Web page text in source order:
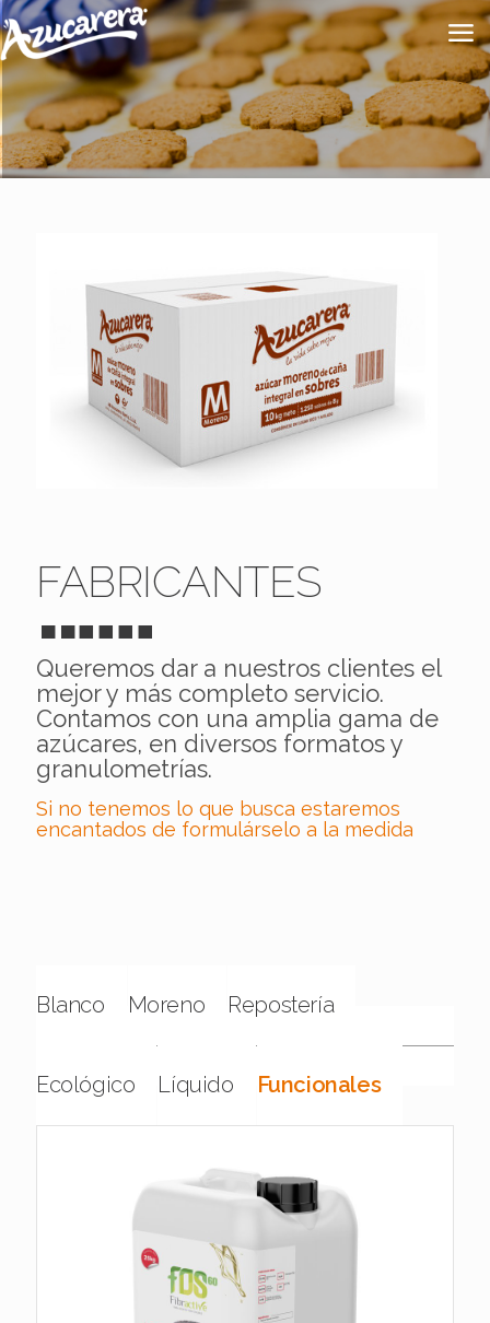
FABRICANTES
Queremos dar a nuestros clientes el
mejor y más completo servicio.
Contamos con una amplia gama de
azúcares, en diversos formatos y
granulometrías.
Si no tenemos lo que busca estaremos
encantados de formulárselo a la medida
Blanco Moreno Repostería
Ecológico Líquido Funcionales